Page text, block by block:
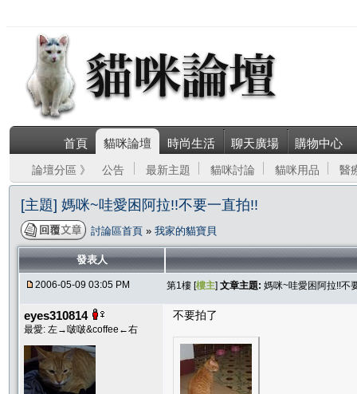
首頁 貓咪論壇 時尚生活 聊天廣場 購物中心
論壇分區 》 公告 最新主題 貓咪討論 貓咪用品 醫
[主題] 媽咪~哇愛困阿拉!!不要一直拍!!
討論區首頁 » 我家的貓寶貝
發表人
2006-05-09 03:05 PM 第1樓 [樓主] 文章主題: 媽咪~哇愛困阿拉!!不
eyes310814
最愛: 左→啵啵&coffee←右
不要拍了